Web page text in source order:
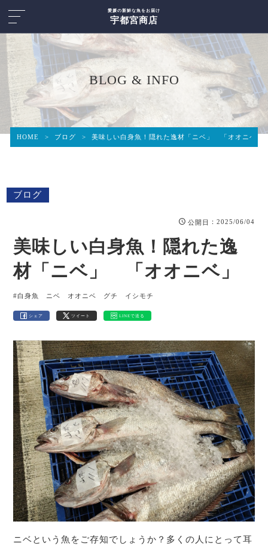
愛媛の新鮮な魚をお届け
宇都宮商店
BLOG & INFO
HOME > ブログ > 美味しい白身魚！隠れた逸材「ニベ」 「オオニベ」
ブログ
公開日 ：2025/06/04
美味しい白身魚！隠れた逸
材「ニベ」 「オオニベ」
#白身魚 ニベ オオニベ グチ イシモチ
シェア ツイート LINEで送る
ニベという魚をご存知でしょうか？多くの人にとって耳